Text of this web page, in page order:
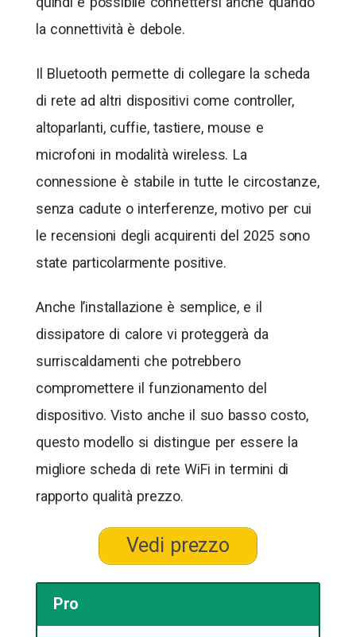
la connettività è debole.
Il Bluetooth permette di collegare la scheda
di rete ad altri dispositivi come controller,
altoparlanti, cuffie, tastiere, mouse e
microfoni in modalità wireless. La
connessione è stabile in tutte le circostanze,
senza cadute o interferenze, motivo per cui
le recensioni degli acquirenti del 2025 sono
state particolarmente positive.
Anche l’installazione è semplice, e il
dissipatore di calore vi proteggerà da
surriscaldamenti che potrebbero
compromettere il funzionamento del
dispositivo. Visto anche il suo basso costo,
questo modello si distingue per essere la
migliore scheda di rete WiFi in termini di
rapporto qualità prezzo.
Vedi prezzo
Pro